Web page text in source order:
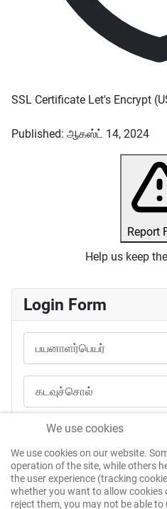
SSL Certificate Let's Encrypt
Published: ஆகஸ்ட் 14, 2024
Report
Help us keep
Login Form
பயனாளர்பெயர்
கடவுச்சொல்
என்னை நினைவில் கொள்க
We use cookies
We use cookies on our website.
operation of the site, while others
the user experience (tracking
whether you want to allow cookies
reject them, you may not be able